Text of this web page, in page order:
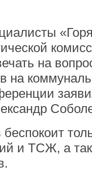
на
на
и ТСЖ, а